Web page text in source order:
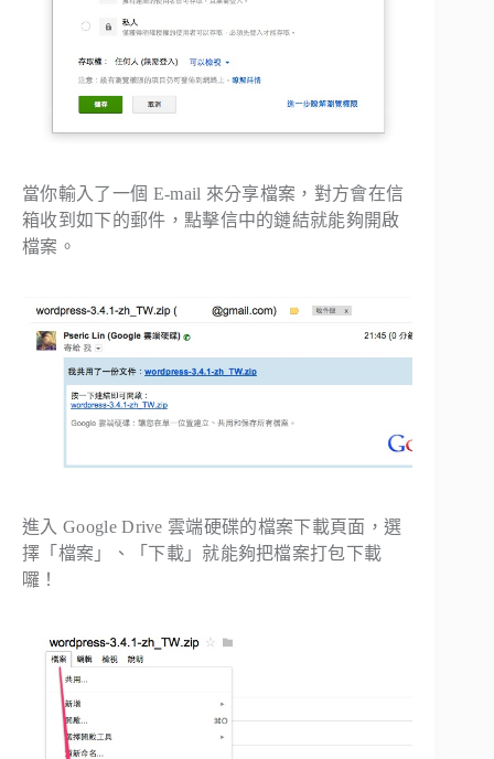
當你輸入了一個 E-mail 來分享檔案，對方會在信
箱收到如下的郵件，點擊信中的鏈結就能夠開啟
檔案。
進入 Google Drive 雲端硬碟的檔案下載頁面，選
擇「檔案」、「下載」就能夠把檔案打包下載
囉！